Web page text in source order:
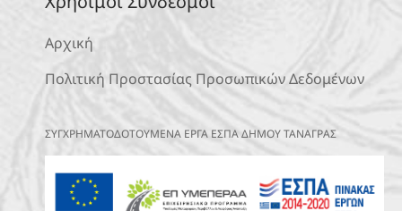
Αρχική
Πολιτική Προστασίας Προσωπικών Δεδομένων
ΣΥΓΧΡΗΜΑΤΟΔΟΤΟΥΜΕΝΑ ΕΡΓΑ ΕΣΠΑ ΔΗΜΟΥ ΤΑΝΑΓΡΑΣ